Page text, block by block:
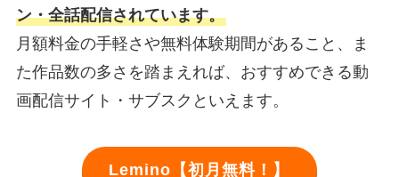
ン・全話配信されています。
月額料金の手軽さや無料体験期間があること、ま
た作品数の多さを踏まえれば、おすすめできる動
画配信サイト・サブスクといえます。
Lemino【初月無料！】